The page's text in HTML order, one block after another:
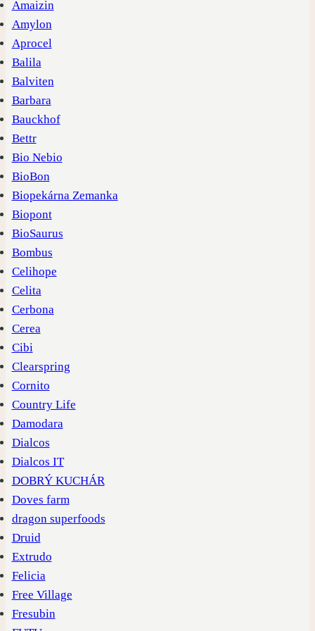
Amaizin
Amylon
Aprocel
Balila
Balviten
Barbara
Bauckhof
Bettr
Bio Nebio
BioBon
Biopekárna Zemanka
Biopont
BioSaurus
Bombus
Celihope
Celita
Cerbona
Cerea
Cibi
Clearspring
Cornito
Country Life
Damodara
Dialcos
Dialcos IT
DOBRÝ KUCHÁR
Doves farm
dragon superfoods
Druid
Extrudo
Felicia
Free Village
Fresubin